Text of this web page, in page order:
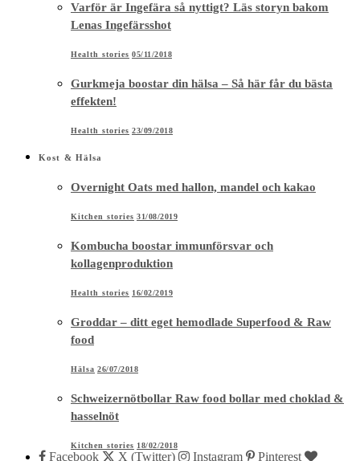
Varför är Ingefära så nyttigt? Läs storyn bakom
Lenas Ingefärsshot
Health stories 05/11/2018
Gurkmeja boostar din hälsa – Så här får du bästa
effekten!
Health stories 23/09/2018
Kost & Hälsa
Overnight Oats med hallon, mandel och kakao
Kitchen stories 31/08/2019
Kombucha boostar immunförsvar och
kollagenproduktion
Health stories 16/02/2019
Groddar – ditt eget hemodlade Superfood & Raw
food
Hälsa 26/07/2018
Schweizernötbollar Raw food bollar med choklad &
hasselnöt
Kitchen stories 18/02/2018
Facebook X (Twitter) Instagram Pinterest